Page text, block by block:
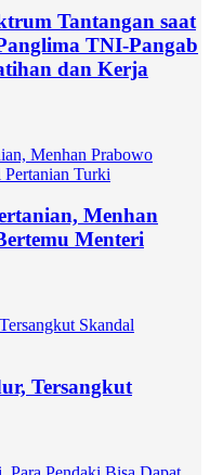
Tantangan saat
TNI-Pangab
dan Kerja
Menhan
Menteri
Tersangkut